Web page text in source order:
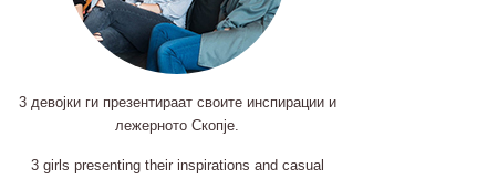
3 девојки ги презентираат своите инспирации и
лежерното Скопје.
3 girls presenting their inspirations and casual